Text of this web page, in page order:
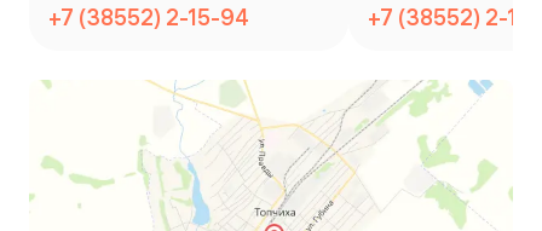
+7 (38552) 2-15-94 +7 (38552) 2-